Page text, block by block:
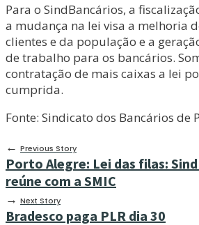
Para o SindBancários, a
a mudança na lei visa a melhoria
clientes e da população e a
de trabalho para os bancários.
contratação de mais caixas a lei
cumprida.
Fonte: Sindicato dos Bancários de
← Previous Story
Porto Alegre: Lei das filas:
reúne com a SMIC
→ Next Story
Bradesco paga PLR dia 30